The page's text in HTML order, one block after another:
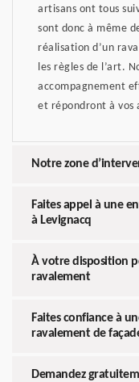
artisans ont tous
sont donc à même
réalisation d’un
les règles de l’art.
accompagnement
et répondront à vos
Notre zone
Faites appel à une
à Levignacq
À votre disposition
ravalement
Faites confiance à
ravalement de
Demandez